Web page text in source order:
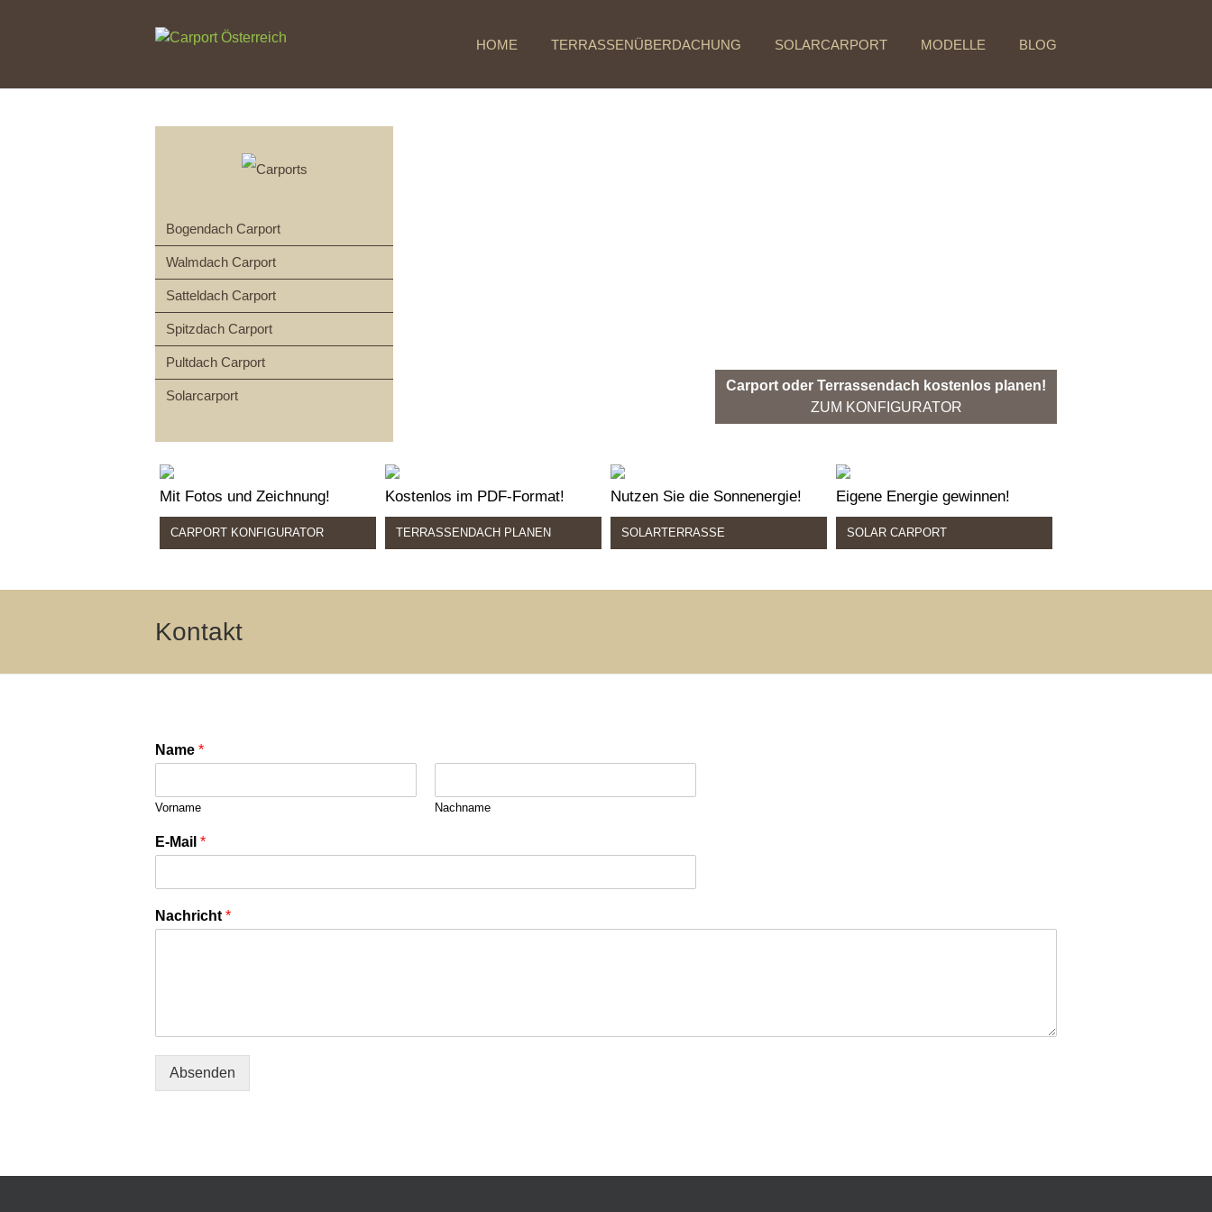
HOME TERRASSENÜBERDACHUNG SOLARCARPORT MODELLE BLOG
Bogendach Carport
Walmdach Carport
Satteldach Carport
Spitzdach Carport
Pultdach Carport
Solarcarport
Carport oder Terrassendach kostenlos planen!
ZUM KONFIGURATOR
Mit Fotos und Zeichnung!
CARPORT KONFIGURATOR
Kostenlos im PDF-Format!
TERRASSENDACH PLANEN
Nutzen Sie die Sonnenergie!
SOLARTERRASSE
Eigene Energie gewinnen!
SOLAR CARPORT
Kontakt
Name *
Vorname Nachname
E-Mail *
Nachricht *
Absenden